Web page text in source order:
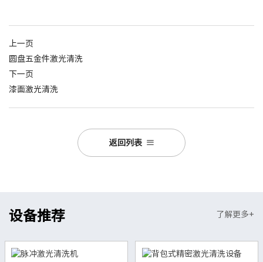
上一页
圆盘五金件激光清洗
下一页
漆面激光清洗
返回列表
设备推荐 了解更多+